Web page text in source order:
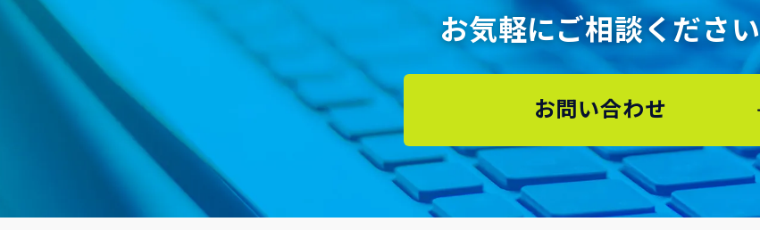
お気軽にご相談ください
お問い合わせ